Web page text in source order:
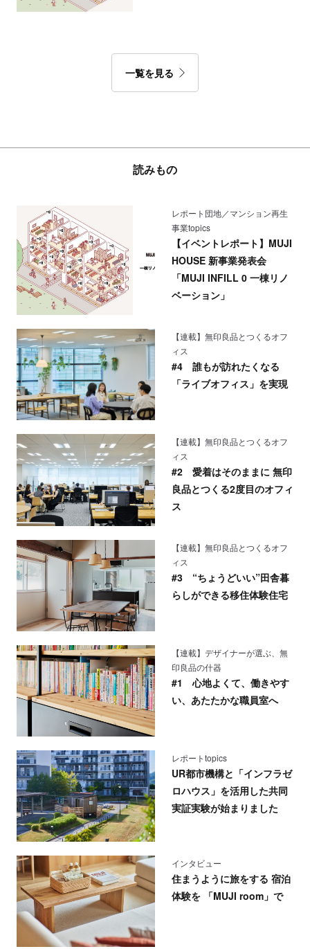
一覧を見る
読みもの
レポート団地／マンション再生
事業topics
【イベントレポート】MUJI
HOUSE 新事業発表会
「MUJI INFILL 0 一棟リノ
ベーション」
【連載】無印良品とつくるオフ
ィス
#4 誰もが訪れたくなる
「ライブオフィス」を実現
【連載】無印良品とつくるオフ
ィス
#2 愛着はそのままに 無印
良品とつくる2度目のオフィ
ス
【連載】無印良品とつくるオフ
ィス
#3 “ちょうどいい”田舎暮
らしができる移住体験住宅
【連載】デザイナーが選ぶ、無
印良品の什器
#1 心地よくて、働きやす
い、あたたかな職員室へ
レポートtopics
UR都市機構と「インフラゼ
ロハウス」を活用した共同
実証実験が始まりました
インタビュー
住まうように旅をする 宿泊
体験を 「MUJI room」で